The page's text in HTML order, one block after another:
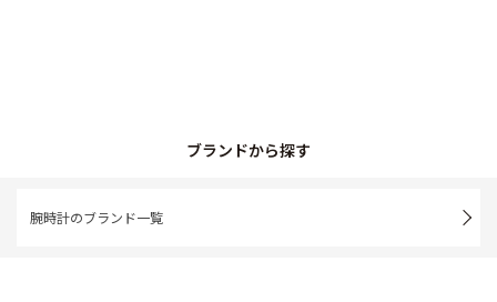
ブランドから探す
腕時計のブランド一覧